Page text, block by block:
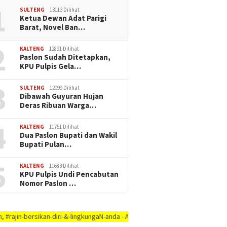
SULTENG 13113 Dilihat
Ketua Dewan Adat Parigi
Barat, Novel Ban…
KALTENG 12891 Dilihat
Paslon Sudah Ditetapkan,
KPU Pulpis Gela…
SULTENG 12099 Dilihat
Dibawah Guyuran Hujan
Deras Ribuan Warga…
KALTENG 11751 Dilihat
Dua Paslon Bupati dan Wakil
Bupati Pulan…
KALTENG 11683 Dilihat
KPU Pulpis Undi Pencabutan
Nomor Paslon …
diri-&-lingkungaN-anda - AYO PUTUSKAN RANTAI COVID-19